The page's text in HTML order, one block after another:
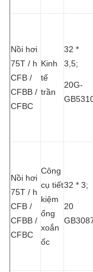
Nồi hơi
75T / h
CFB /
CFBB /
CFBC
Kinh
tế
trần
32 *
3,5;
20G-
Nồi hơi
75T / h
CFB /
CFBB /
CFBC
Công
cụ tiết
kiệm
ống
xoắn
ốc
32 * 3;
20